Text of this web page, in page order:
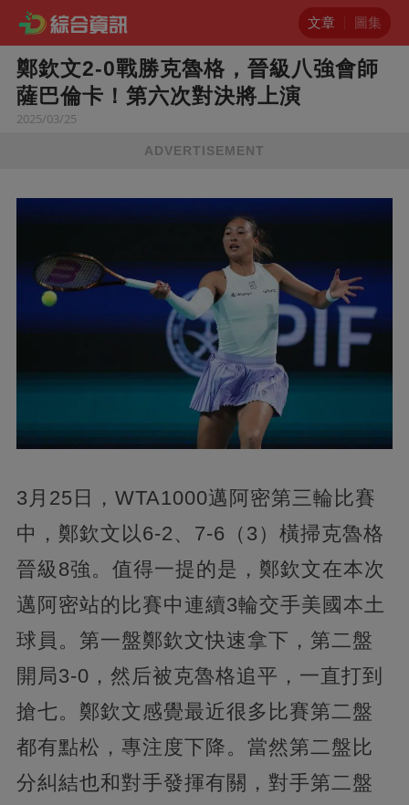
文章 圖集
鄭欽文2-0戰勝克魯格，晉級八強會師
薩巴倫卡！第六次對決將上演
2025/03/25
ADVERTISEMENT
3月25日，WTA1000邁阿密第三輪比賽
中，鄭欽文以6-2、7-6（3）橫掃克魯格
晉級8強。值得一提的是，鄭欽文在本次
邁阿密站的比賽中連續3輪交手美國本土
球員。第一盤鄭欽文快速拿下，第二盤
開局3-0，然后被克魯格追平，一直打到
搶七。鄭欽文感覺最近很多比賽第二盤
都有點松，專注度下降。當然第二盤比
分糾結也和對手發揮有關，對手第二盤